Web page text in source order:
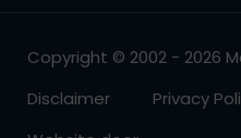
Copyright © 2002 - 2026
Disclaimer
Privacy